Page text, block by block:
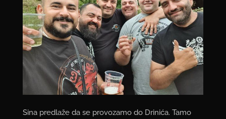
Sina predlaže da se provozamo do Drinića. Tamo